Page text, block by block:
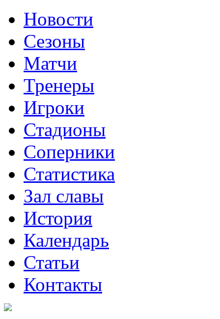
Новости
Сезоны
Матчи
Тренеры
Игроки
Стадионы
Соперники
Статистика
Зал славы
История
Календарь
Статьи
Контакты